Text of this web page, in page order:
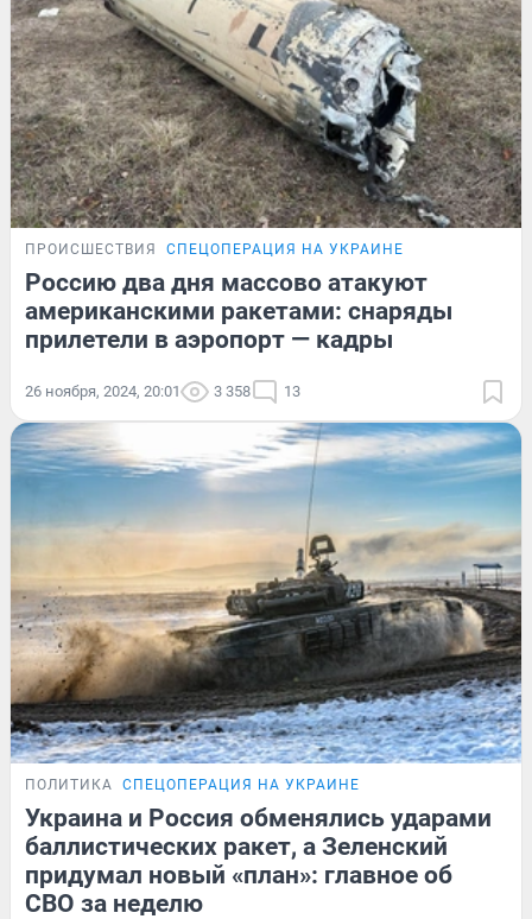
ПРОИСШЕСТВИЯ СПЕЦОПЕРАЦИЯ НА УКРАИНЕ
Россию два дня массово атакуют
американскими ракетами: снаряды
прилетели в аэропорт — кадры
26 ноября, 2024, 20:01 3 358 13
ПОЛИТИКА СПЕЦОПЕРАЦИЯ НА УКРАИНЕ
Украина и Россия обменялись ударами
баллистических ракет, а Зеленский
придумал новый «план»: главное об
СВО за неделю